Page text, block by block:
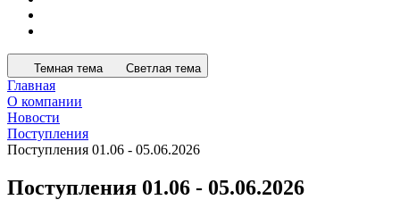
Темная тема Светлая тема
Главная
О компании
Новости
Поступления
Поступления 01.06 - 05.06.2026
Поступления 01.06 - 05.06.2026